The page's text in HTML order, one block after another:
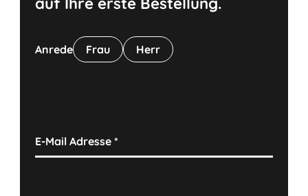
Anrede Frau Herr
E-Mail Adresse*